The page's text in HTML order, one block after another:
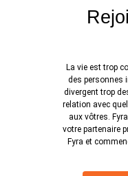
La vie est trop
des personnes
divergent trop
relation avec
aux vôtres.
votre partenaire
Fyra et